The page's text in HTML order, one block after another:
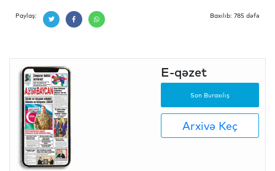
Paylaş: Baxılıb: 785 dəfə
E-qəzet
Son Buraxılış
Arxivə Keç